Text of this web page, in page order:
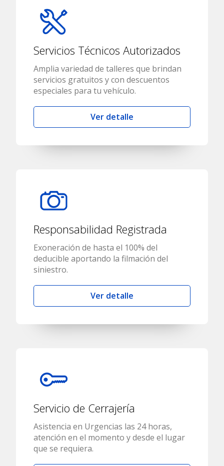
Servicios Técnicos Autorizados
Amplia variedad de talleres que brindan
servicios gratuitos y con descuentos
especiales para tu vehículo.
Ver detalle
Responsabilidad Registrada
Exoneración de hasta el 100% del
deducible aportando la filmación del
siniestro.
Ver detalle
Servicio de Cerrajería
Asistencia en Urgencias las 24 horas,
atención en el momento y desde el lugar
que se requiera.